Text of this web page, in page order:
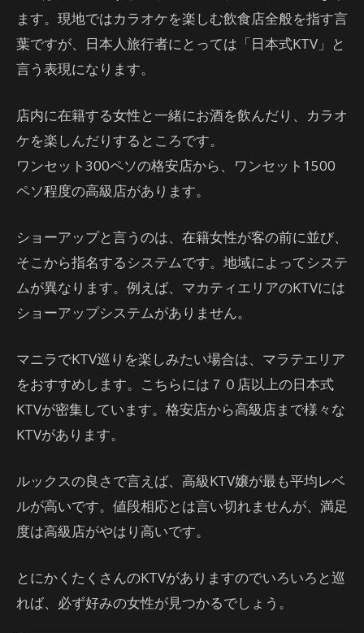
ます。現地ではカラオケを楽しむ飲食店全般を指す言
葉ですが、日本人旅行者にとっては「日本式KTV」と
言う表現になります。
店内に在籍する女性と一緒にお酒を飲んだり、カラオ
ケを楽しんだりするところです。
ワンセット300ペソの格安店から、ワンセット1500
ペソ程度の高級店があります。
ショーアップと言うのは、在籍女性が客の前に並び、
そこから指名するシステムです。地域によってシステ
ムが異なります。例えば、マカティエリアのKTVには
ショーアップシステムがありません。
マニラでKTV巡りを楽しみたい場合は、マラテエリア
をおすすめします。こちらには７０店以上の日本式
KTVが密集しています。格安店から高級店まで様々な
KTVがあります。
ルックスの良さで言えば、高級KTV嬢が最も平均レベ
ルが高いです。値段相応とは言い切れませんが、満足
度は高級店がやはり高いです。
とにかくたくさんのKTVがありますのでいろいろと巡
れば、必ず好みの女性が見つかるでしょう。